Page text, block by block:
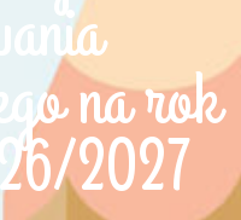
na rok
2027